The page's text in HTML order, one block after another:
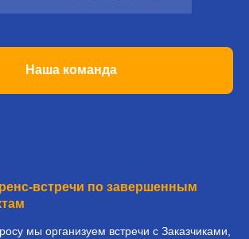
Наша команда
встречи по завершенным
мы организуем встречи с Заказчиками,